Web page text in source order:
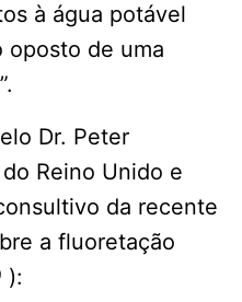
à água potável
oposto de uma
Dr. Peter
Reino Unido e
da recente
a fluoretação
):